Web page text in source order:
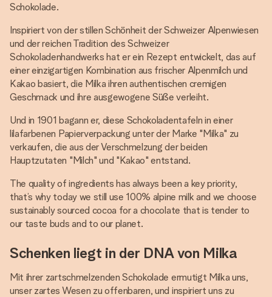
Schokolade.
Inspiriert von der stillen Schönheit der Schweizer Alpenwiesen
und der reichen Tradition des Schweizer
Schokoladenhandwerks hat er ein Rezept entwickelt, das auf
einer einzigartigen Kombination aus frischer Alpenmilch und
Kakao basiert, die Milka ihren authentischen cremigen
Geschmack und ihre ausgewogene Süße verleiht.
Und in 1901 bagann er, diese Schokoladentafeln in einer
lilafarbenen Papierverpackung unter der Marke "Milka" zu
verkaufen, die aus der Verschmelzung der beiden
Hauptzutaten "Milch" und "Kakao" entstand.
The quality of ingredients has always been a key priority,
that’s why today we still use 100% alpine milk and we choose
sustainably sourced cocoa for a chocolate that is tender to
our taste buds and to our planet.
Schenken liegt in der DNA von Milka
Mit ihrer zartschmelzenden Schokolade ermutigt Milka uns,
unser zartes Wesen zu offenbaren, und inspiriert uns zu